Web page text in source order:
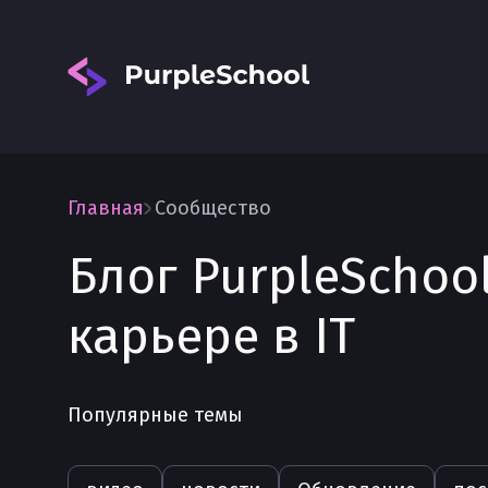
Главная Сообщество
Блог
карьере в IT
Популярные темы